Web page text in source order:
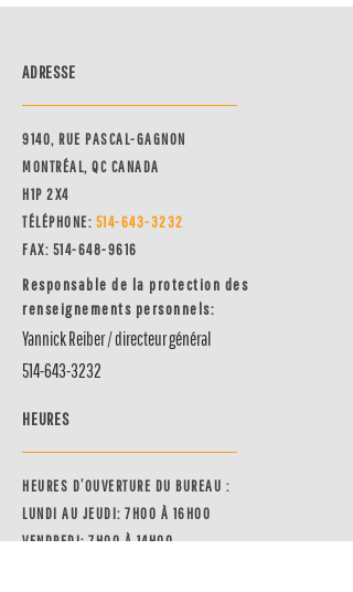
ADRESSE
9140, RUE PASCAL-GAGNON
MONTRÉAL, QC CANADA
H1P 2X4
TÉLÉPHONE: 514-643-3232
FAX: 514-648-9616
Responsable de la protection des
renseignements personnels:
Yannick Reiber / directeur général
514-643-3232
HEURES
HEURES D’OUVERTURE DU BUREAU :
LUNDI AU JEUDI: 7H00 À 16H00
VENDREDI: 7H00 À 14H00